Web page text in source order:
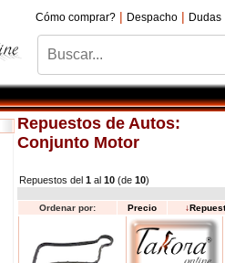
Cómo comprar? | Despacho | Dudas
Repuestos de Autos:
Conjunto Motor
Repuestos del 1 al 10 (de 10)
Ordenar por: Precio ↓